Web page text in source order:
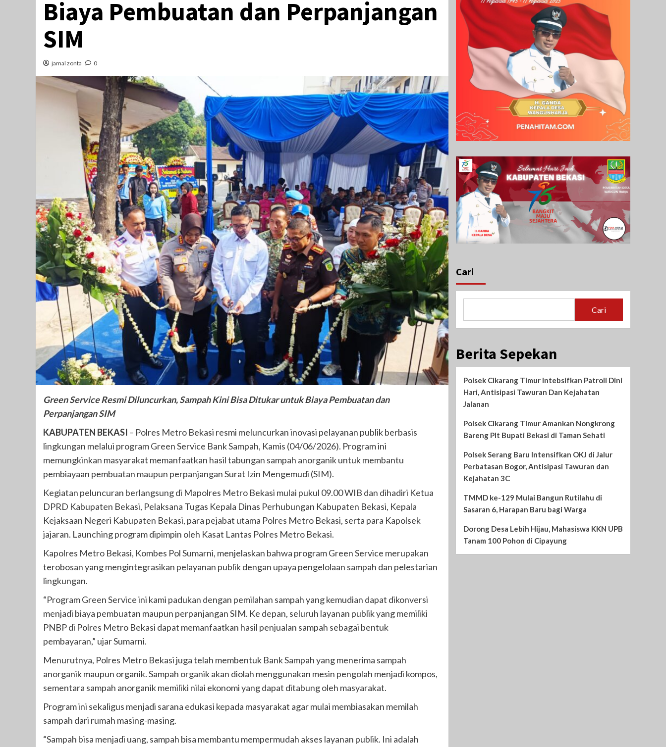
Biaya Pembuatan dan Perpanjangan
SIM
jamal zonta 0
Green Service Resmi Diluncurkan, Sampah Kini Bisa Ditukar untuk Biaya Pembuatan dan
Perpanjangan SIM
KABUPATEN BEKASI – Polres Metro Bekasi resmi meluncurkan inovasi pelayanan publik berbasis
lingkungan melalui program Green Service Bank Sampah, Kamis (04/06/2026). Program ini
memungkinkan masyarakat memanfaatkan hasil tabungan sampah anorganik untuk membantu
pembiayaan pembuatan maupun perpanjangan Surat Izin Mengemudi (SIM).
Kegiatan peluncuran berlangsung di Mapolres Metro Bekasi mulai pukul 09.00 WIB dan dihadiri Ketua
DPRD Kabupaten Bekasi, Pelaksana Tugas Kepala Dinas Perhubungan Kabupaten Bekasi, Kepala
Kejaksaan Negeri Kabupaten Bekasi, para pejabat utama Polres Metro Bekasi, serta para Kapolsek
jajaran. Launching program dipimpin oleh Kasat Lantas Polres Metro Bekasi.
Kapolres Metro Bekasi, Kombes Pol Sumarni, menjelaskan bahwa program Green Service merupakan
terobosan yang mengintegrasikan pelayanan publik dengan upaya pengelolaan sampah dan pelestarian
lingkungan.
“Program Green Service ini kami padukan dengan pemilahan sampah yang kemudian dapat dikonversi
menjadi biaya pembuatan maupun perpanjangan SIM. Ke depan, seluruh layanan publik yang memiliki
PNBP di Polres Metro Bekasi dapat memanfaatkan hasil penjualan sampah sebagai bentuk
pembayaran,” ujar Sumarni.
Menurutnya, Polres Metro Bekasi juga telah membentuk Bank Sampah yang menerima sampah
anorganik maupun organik. Sampah organik akan diolah menggunakan mesin pengolah menjadi kompos,
sementara sampah anorganik memiliki nilai ekonomi yang dapat ditabung oleh masyarakat.
Program ini sekaligus menjadi sarana edukasi kepada masyarakat agar mulai membiasakan memilah
sampah dari rumah masing-masing.
“Sampah bisa menjadi uang, sampah bisa membantu mempermudah akses layanan publik. Ini adalah
Cari
Cari
Berita Sepekan
Polsek Cikarang Timur Intebsifkan Patroli Dini
Hari, Antisipasi Tawuran Dan Kejahatan
Jalanan
Polsek Cikarang Timur Amankan Nongkrong
Bareng Plt Bupati Bekasi di Taman Sehati‎
Polsek Serang Baru Intensifkan OKJ di Jalur
Perbatasan Bogor, Antisipasi Tawuran dan
Kejahatan 3C
TMMD ke-129 Mulai Bangun Rutilahu di
Sasaran 6, Harapan Baru bagi Warga
Dorong Desa Lebih Hijau, Mahasiswa KKN UPB
Tanam 100 Pohon di Cipayung